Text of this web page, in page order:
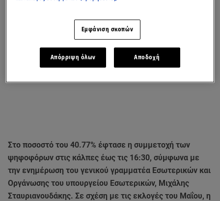
Στο ποσοστό του 40.77% έφτασε η συμμετοχή των
ψηφοφόρων στις κάλπες έως τις 16:30, σύμφωνα με
την ενημέρωση του γενικού γραμματέα Εσωτερικών και
Οργάνωσης του υπουργείου Εσωτερικών, Μιχάλης
Σταυριανουδάκης. Σε σχέση με τις εκλογές του Μαΐου, η
Εμφάνιση σκοπών
Απόρριψη όλων Αποδοχή